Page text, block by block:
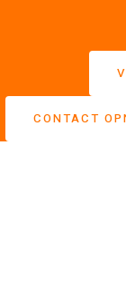
CONTACT